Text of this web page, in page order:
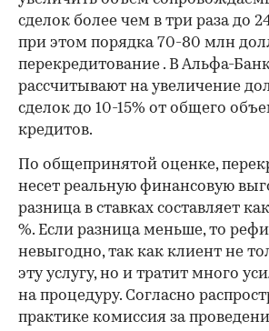
сделок более чем в три раза до
при этом порядка 70-80 млн
перекредитование . В Альфа-
рассчитывают на увеличение
сделок до 10-15% от общего
кредитов.
По общепринятой оценке,
несет реальную финансовую
разница в ставках составляет
%. Если разница меньше, то
невыгодно, так как клиент не
эту услугу, но и тратит много
на процедуру. Согласно
практике комиссия за